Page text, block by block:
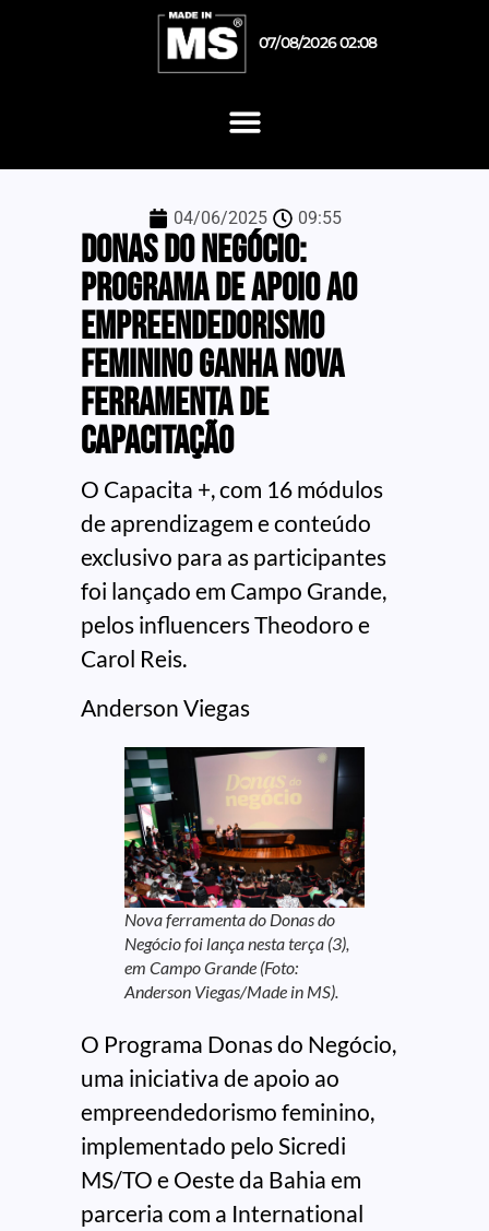
07/08/2026 02:08
04/06/2025 09:55
Donas do Negócio:
Programa de apoio ao
empreendedorismo
feminino ganha nova
ferramenta de
capacitação
O Capacita +, com 16 módulos
de aprendizagem e conteúdo
exclusivo para as participantes
foi lançado em Campo Grande,
pelos influencers Theodoro e
Carol Reis.
Anderson Viegas
Nova ferramenta do Donas do
Negócio foi lança nesta terça (3),
em Campo Grande (Foto:
Anderson Viegas/Made in MS).
O Programa Donas do Negócio,
uma iniciativa de apoio ao
empreendedorismo feminino,
implementado pelo Sicredi
MS/TO e Oeste da Bahia em
parceria com a International